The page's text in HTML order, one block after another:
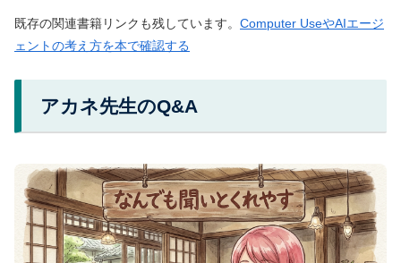
既存の関連書籍リンクも残しています。 Computer UseやAIエージ
ェントの考え方を本で確認する
アカネ先生のQ&A